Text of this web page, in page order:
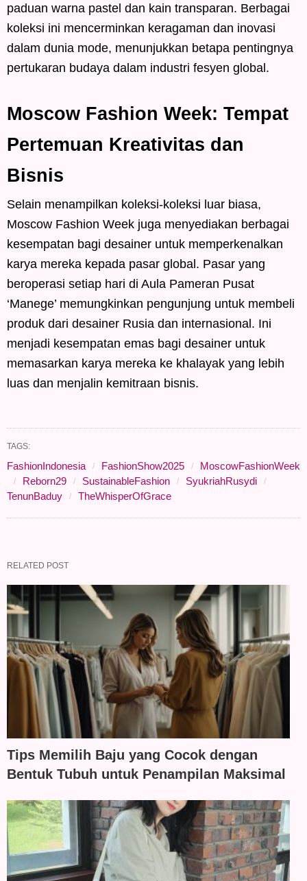
paduan warna pastel dan kain transparan. Berbagai
koleksi ini mencerminkan keragaman dan inovasi
dalam dunia mode, menunjukkan betapa pentingnya
pertukaran budaya dalam industri fesyen global.
Moscow Fashion Week: Tempat
Pertemuan Kreativitas dan
Bisnis
Selain menampilkan koleksi-koleksi luar biasa,
Moscow Fashion Week juga menyediakan berbagai
kesempatan bagi desainer untuk memperkenalkan
karya mereka kepada pasar global. Pasar yang
beroperasi setiap hari di Aula Pameran Pusat
‘Manege’ memungkinkan pengunjung untuk membeli
produk dari desainer Rusia dan internasional. Ini
menjadi kesempatan emas bagi desainer untuk
memasarkan karya mereka ke khalayak yang lebih
luas dan menjalin kemitraan bisnis.
TAGS:
FashionIndonesia FashionShow2025
MoscowFashionWeek
Reborn29
SustainableFashion
SyukriahRusydi
TenunBaduy
TheWhisperOfGrace
RELATED POST
Tips Memilih Baju yang Cocok dengan
Bentuk Tubuh untuk Penampilan Maksimal